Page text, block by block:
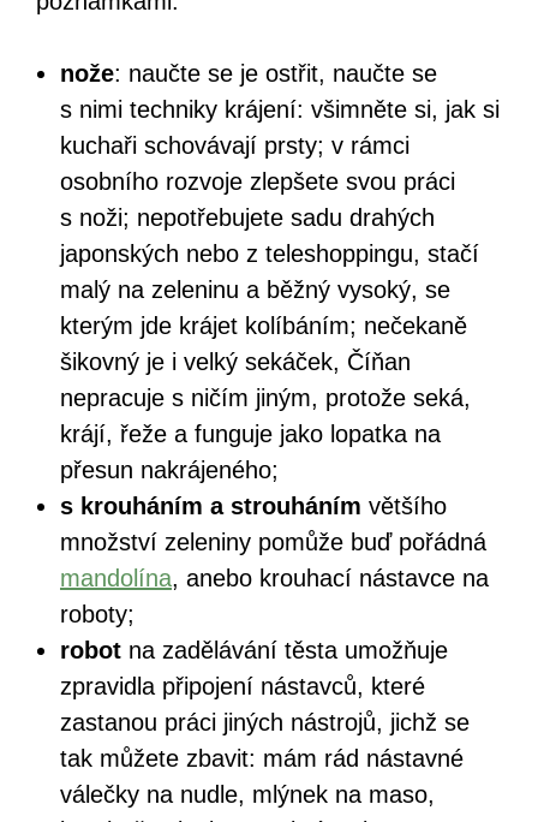
nože: naučte se je ostřit, naučte se
s nimi techniky krájení: všimněte si, jak si
kuchaři schovávají prsty; v rámci
osobního rozvoje zlepšete svou práci
s noži; nepotřebujete sadu drahých
japonských nebo z teleshoppingu, stačí
malý na zeleninu a běžný vysoký, se
kterým jde krájet kolíbáním; nečekaně
šikovný je i velký sekáček, Číňan
nepracuje s ničím jiným, protože seká,
krájí, řeže a funguje jako lopatka na
přesun nakrájeného;
s krouháním a strouháním většího
množství zeleniny pomůže buď pořádná
mandolína, anebo krouhací nástavce na
roboty;
robot na zadělávání těsta umožňuje
zpravidla připojení nástavců, které
zastanou práci jiných nástrojů, jichž se
tak můžete zbavit: mám rád nástavné
válečky na nudle, mlýnek na maso,